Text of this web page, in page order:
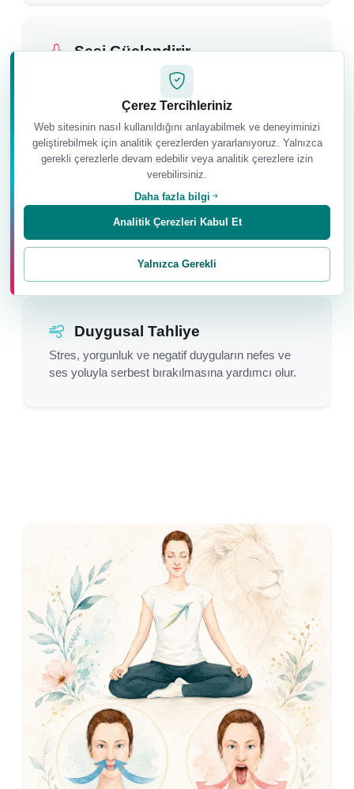
Sesi Güçlendirir
Boğaz ve ses bölgesini aktif biçimde çalıştırarak
sesin daha güçlü ve canlı kullanılmasına
yardımcı olabilir.
İfade Yeteneğini Destekler
Sözlü ifade yeteneğinin ve kişinin kendisini açık
biçimde anlatma cesaretinin gelişmesine
yardımcı olabilir.
Duygusal Tahliye
Stres, yorgunluk ve negatif duyguların nefes ve
ses yoluyla serbest bırakılmasına yardımcı olur.
Çerez Tercihleriniz
Web sitesinin nasıl kullanıldığını anlayabilmek ve deneyiminizi
geliştirebilmek için analitik çerezlerden yararlanıyoruz. Yalnızca
gerekli çerezlerle devam edebilir veya analitik çerezlere izin
verebilirsiniz.
Daha fazla bilgi
Yalnızca Gerekli
Analitik Çerezleri Kabul Et